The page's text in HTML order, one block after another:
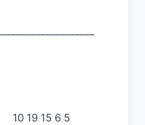
10 19 15 6 5